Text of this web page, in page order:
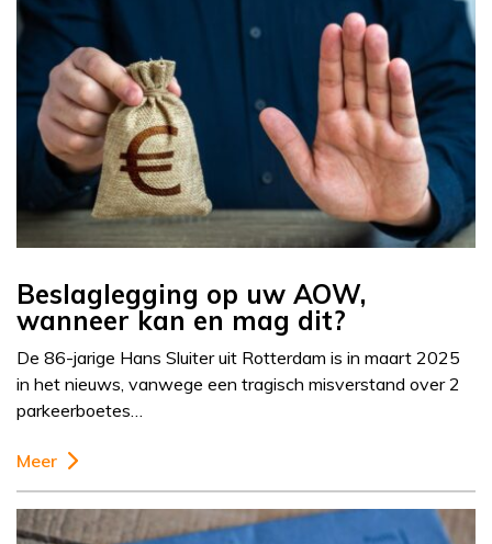
Beslaglegging op uw AOW,
wanneer kan en mag dit?
De 86-jarige Hans Sluiter uit Rotterdam is in maart 2025
in het nieuws, vanwege een tragisch misverstand over 2
parkeerboetes…
Meer